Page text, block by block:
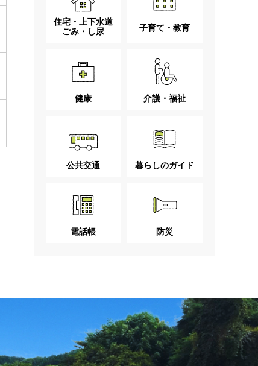
住宅・上下水道
ごみ・し尿
子育て・教育
健康 介護・福祉
公共交通 暮らしのガイド
電話帳 防災